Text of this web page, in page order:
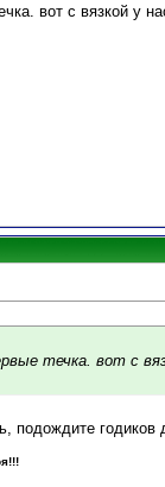
вот с вязкой у
течка. вот с
подождите годиков